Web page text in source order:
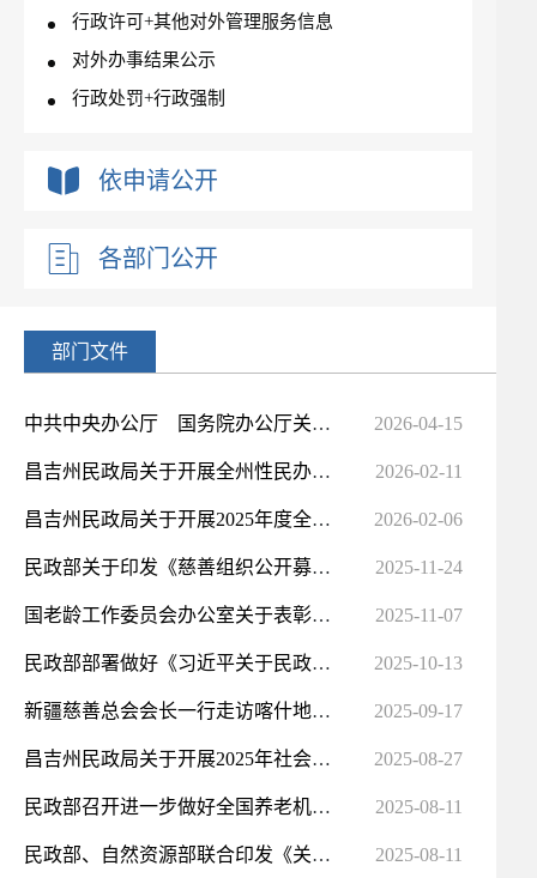
行政许可+其他对外管理服务信息
对外办事结果公示
行政处罚+行政强制
依申请公开
各部门公开
部门文件
中共中央办公厅 国务院办公厅关于推动行业协会商会深化改革的意见 2026-04-15
昌吉州民政局关于开展全州性民办非企业单位2025年度检查工作的通知 2026-02-11
昌吉州民政局关于开展2025年度全州性社会团体年度检查的通知 2026-02-06
民政部关于印发《慈善组织公开募捐方案备案指引（试行）》的通知 2025-11-24
国老龄工作委员会办公室关于表彰 全国“敬老文明号”和全国“敬老爱老助老模范人物”的决定 2025-11-07
民政部部署做好《习近平关于民政工作论述摘编》学习宣传贯彻工作 2025-10-13
新疆慈善总会会长一行走访喀什地区 深入推动慈善事业高质量发展 2025-09-17
昌吉州民政局关于开展2025年社会团体、民办非企业单位抽查审计的通知 2025-08-27
民政部召开进一步做好全国养老机构防汛工作电视电话会议 2025-08-11
民政部、自然资源部联合印发《关于加强养老服务设施布局规划编制工作的通知》 2025-08-11